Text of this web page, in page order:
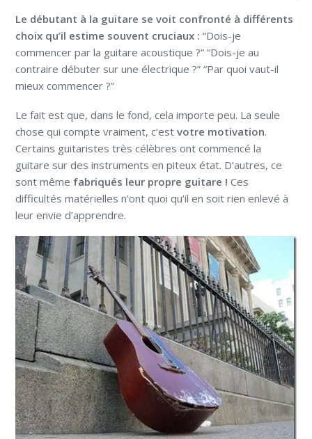
Le débutant à la guitare se voit confronté à différents
choix qu’il estime souvent cruciaux : “Dois-je
commencer par la guitare acoustique ?” “Dois-je au
contraire débuter sur une électrique ?” “Par quoi vaut-il
mieux commencer ?”
Le fait est que, dans le fond, cela importe peu. La seule
chose qui compte vraiment, c’estvotre motivation.
Certains guitaristes très célèbres ont commencé la
guitare sur des instruments en piteux état. D’autres, ce
sont même fabriqués leur propre guitare !Ces
difficultés matérielles n’ont quoi qu’il en soit rien enlevé à
leur envie d’apprendre.